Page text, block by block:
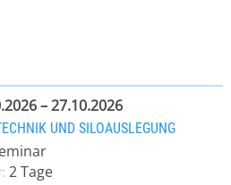
aus oder führen, wenn
Verschließreduzierung oder
Schulungen (Deutsch &
und pneumatischen Förderung
– 27.10.2026
UND SILOAUSLEGUNG
2 Tage